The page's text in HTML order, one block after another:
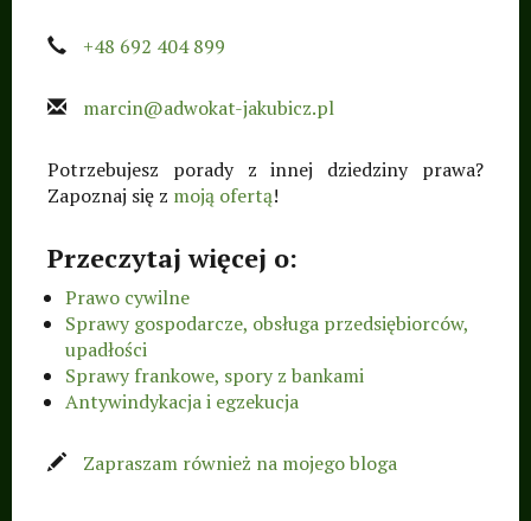
+48 692 404 899
marcin@adwokat-jakubicz.pl
Potrzebujesz porady z innej dziedziny prawa?
Zapoznaj się z moją ofertą!
Przeczytaj więcej o:
Prawo cywilne
Sprawy gospodarcze, obsługa przedsiębiorców,
upadłości
Sprawy frankowe, spory z bankami
Antywindykacja i egzekucja
Zapraszam również na mojego bloga